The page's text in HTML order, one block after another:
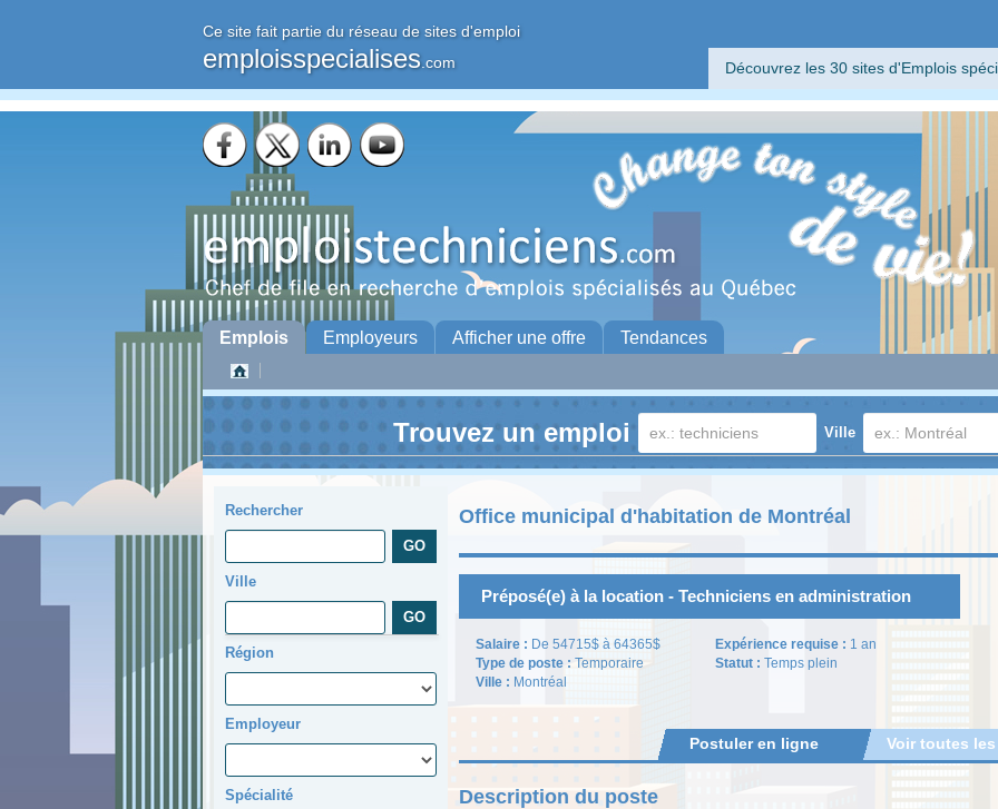
Ce site fait partie du réseau de sites d'emploi
emploisspecialises .com Découvrez les 30 sites d'Emplois
Emplois Employeurs Afficher une offre Tendances
Trouvez un emploi Ville
Rechercher
Ville
Région
Employeur
Spécialité
Office municipal d'habitation de Montréal
Préposé(e) à la location - Techniciens en administration
Salaire : De 54715$ à 64365$
Type de poste : Temporaire
Ville : Montréal
Expérience requise : 1 an
Statut : Temps plein
Voir toutes
Postuler en ligne
Description du poste